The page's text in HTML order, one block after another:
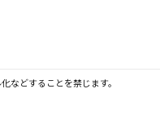
などすることを禁じます。